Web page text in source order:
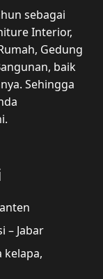
sebagai
Interior,
Gedung
baik
Sehingga
– Jabar
kelapa,